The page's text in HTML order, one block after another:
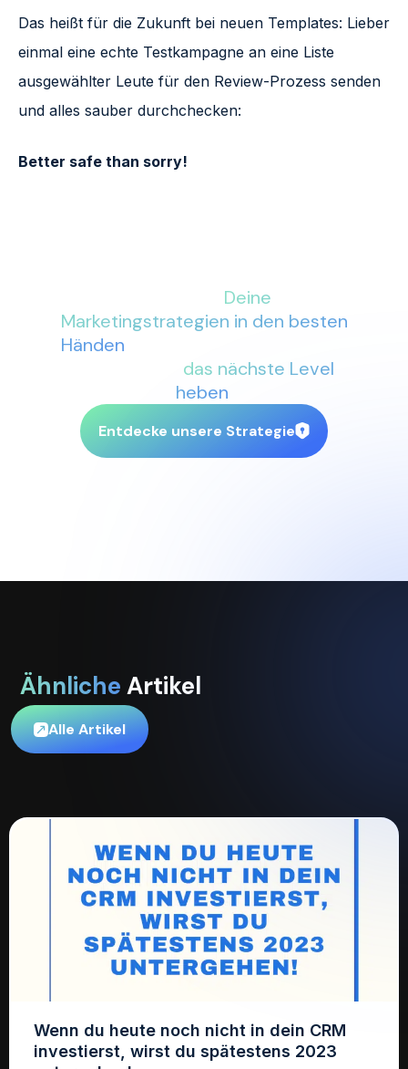
Das heißt für die Zukunft bei neuen Templates: Lieber
einmal eine echte Testkampagne an eine Liste
ausgewählter Leute für den Review-Prozess senden
und alles sauber durchchecken:
Better safe than sorry!
Deine
Marketingstrategien in den besten
Händen
das nächste Level
heben
Entdecke unsere Strategie
Ähnliche Artikel
Alle Artikel
Wenn du heute noch nicht in dein CRM
investierst, wirst du spätestens 2023